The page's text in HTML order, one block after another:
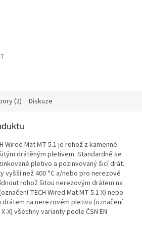
(2) Diskuze
Wired Mat MT 5.1 je rohož z kamenné
drátěným pletivem. Standardně se
pletivo a pozinkovaný šicí drát.
vyšší než 400 °C a/nebo pro nerezové
rohož šitou nerezovým drátem na
TECH Wired Mat MT 5.1 X) nebo
na nerezovém pletivu (označení
X) všechny varianty podle ČSN EN